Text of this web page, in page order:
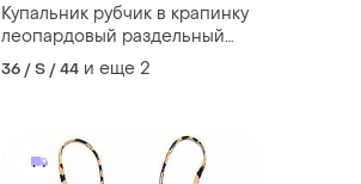
Купальник рубчик в крапинку
леопардовый раздельный
бикини с вырезом
36 / S / 44 и еще 2